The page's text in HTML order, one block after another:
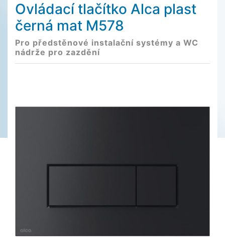
Ovládací tlačítko Alca plast
černá mat M578
Pro předstěnové instalační systémy a WC
nádrže pro zazdění